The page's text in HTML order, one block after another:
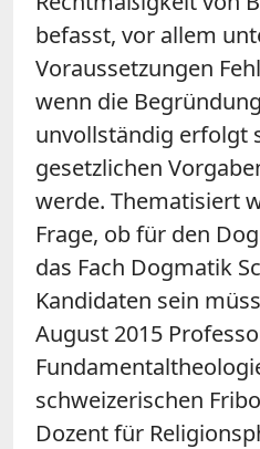
befasst, vor allem
Voraussetzungen
wenn die
unvollständig erfolgt
gesetzlichen
werde. Thematisiert
Frage, ob für den
das Fach Dogmatik
Kandidaten sein
August 2015
schweizerischen
Dozent für